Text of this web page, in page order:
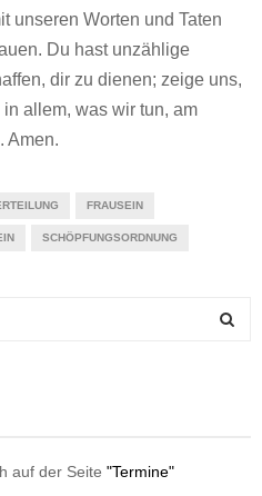
unseren Worten und Taten
Du hast unzählige
dir zu dienen; zeige uns,
allem, was wir tun, am
Amen.
FRAUSEIN
SCHÖPFUNGSORDNUNG
auf der Seite "Termine"